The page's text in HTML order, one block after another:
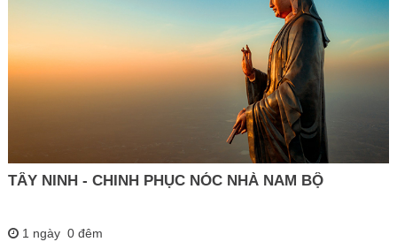
TÂY NINH - CHINH PHỤC NÓC NHÀ NAM BỘ
1 ngày 0 đêm